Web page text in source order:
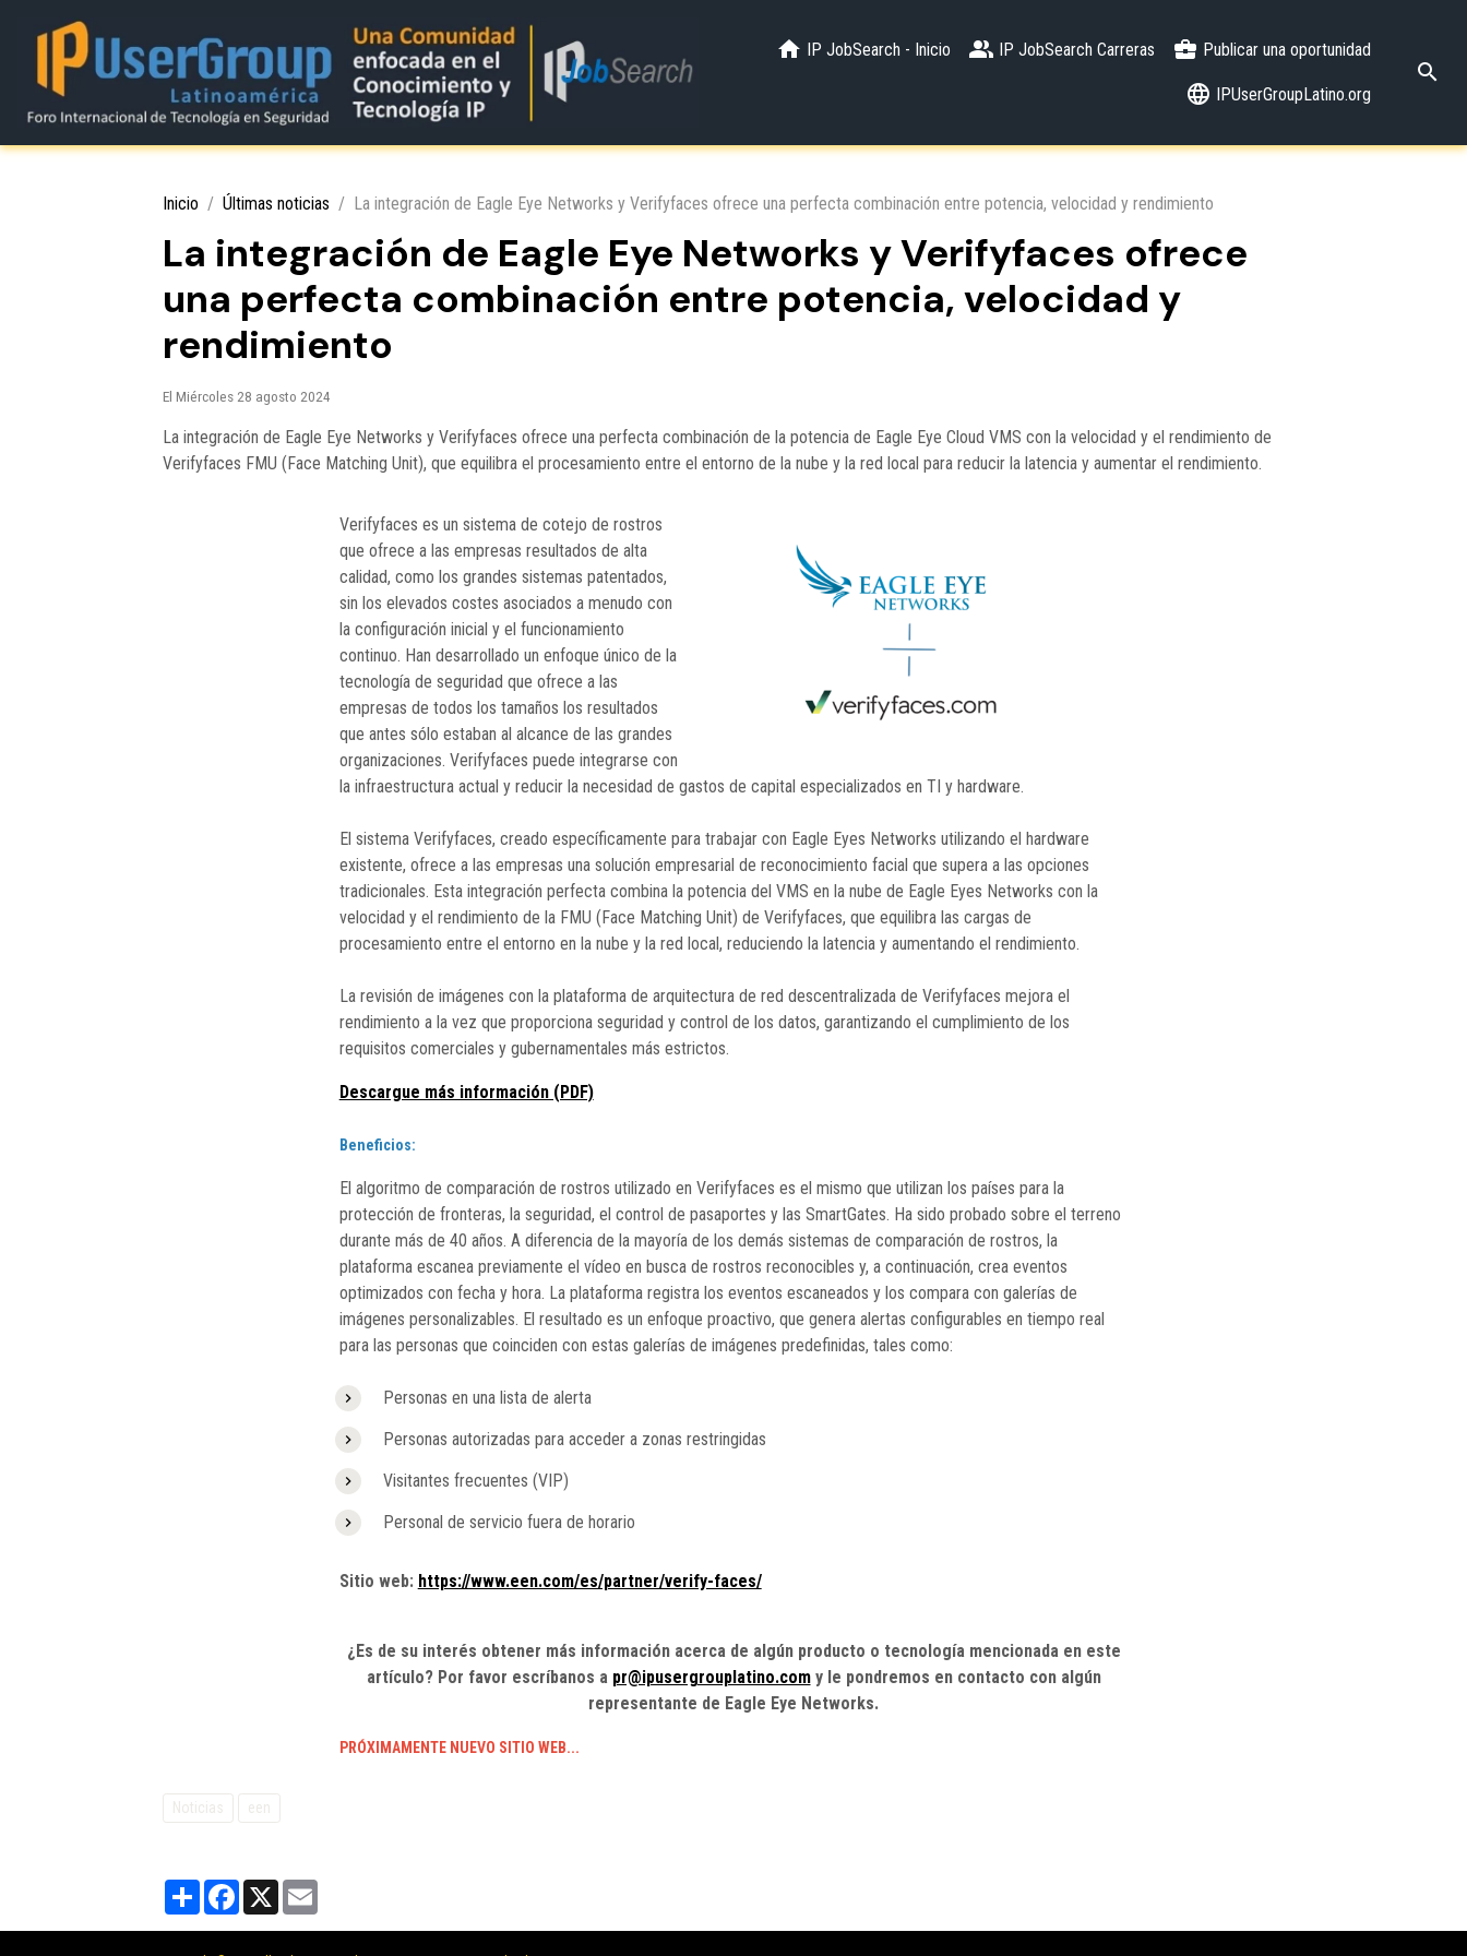
IP JobSearch - Inicio IP JobSearch Carreras Publicar una oportunidad
IPUserGroupLatino.org
Inicio Últimas noticias La integración de Eagle Eye Networks y Verifyfaces ofrece una perfecta combinación entre potencia, velocidad y rendimiento
La integración de Eagle Eye Networks y Verifyfaces ofrece
una perfecta combinación entre potencia, velocidad y
rendimiento
El Miércoles 28 agosto 2024
La integración de Eagle Eye Networks y Verifyfaces ofrece una perfecta combinación de la potencia de Eagle Eye Cloud VMS con la velocidad y el rendimiento de
Verifyfaces FMU (Face Matching Unit), que equilibra el procesamiento entre el entorno de la nube y la red local para reducir la latencia y aumentar el rendimiento.
Verifyfaces es un sistema de cotejo de rostros
que ofrece a las empresas resultados de alta
calidad, como los grandes sistemas patentados,
sin los elevados costes asociados a menudo con
la configuración inicial y el funcionamiento
continuo. Han desarrollado un enfoque único de la
tecnología de seguridad que ofrece a las
empresas de todos los tamaños los resultados
que antes sólo estaban al alcance de las grandes
organizaciones. Verifyfaces puede integrarse con
la infraestructura actual y reducir la necesidad de gastos de capital especializados en TI y hardware.
El sistema Verifyfaces, creado específicamente para trabajar con Eagle Eyes Networks utilizando el hardware
existente, ofrece a las empresas una solución empresarial de reconocimiento facial que supera a las opciones
tradicionales. Esta integración perfecta combina la potencia del VMS en la nube de Eagle Eyes Networks con la
velocidad y el rendimiento de la FMU (Face Matching Unit) de Verifyfaces, que equilibra las cargas de
procesamiento entre el entorno en la nube y la red local, reduciendo la latencia y aumentando el rendimiento.
La revisión de imágenes con la plataforma de arquitectura de red descentralizada de Verifyfaces mejora el
rendimiento a la vez que proporciona seguridad y control de los datos, garantizando el cumplimiento de los
requisitos comerciales y gubernamentales más estrictos.
Descargue más información (PDF)
Beneficios:
El algoritmo de comparación de rostros utilizado en Verifyfaces es el mismo que utilizan los países para la
protección de fronteras, la seguridad, el control de pasaportes y las SmartGates. Ha sido probado sobre el terreno
durante más de 40 años. A diferencia de la mayoría de los demás sistemas de comparación de rostros, la
plataforma escanea previamente el vídeo en busca de rostros reconocibles y, a continuación, crea eventos
optimizados con fecha y hora. La plataforma registra los eventos escaneados y los compara con galerías de
imágenes personalizables. El resultado es un enfoque proactivo, que genera alertas configurables en tiempo real
para las personas que coinciden con estas galerías de imágenes predefinidas, tales como:
Personas en una lista de alerta
Personas autorizadas para acceder a zonas restringidas
Visitantes frecuentes (VIP)
Personal de servicio fuera de horario
Sitio web: https://www.een.com/es/partner/verify-faces/
¿Es de su interés obtener más información acerca de algún producto o tecnología mencionada en este
artículo? Por favor escríbanos a pr@ipusergrouplatino.comy le pondremos en contacto con algún
representante de Eagle Eye Networks.
PRÓXIMAMENTE NUEVO SITIO WEB...
Noticias een
PartagerFacebook
X